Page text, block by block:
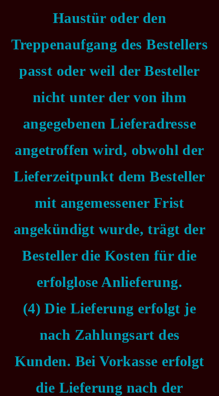
Haustür oder den
Treppenaufgang des Bestellers
passt oder weil der Besteller
nicht unter der von ihm
angegebenen Lieferadresse
angetroffen wird, obwohl der
Lieferzeitpunkt dem Besteller
mit angemessener Frist
angekündigt wurde, trägt der
Besteller die Kosten für die
erfolglose Anlieferung.
(4) Die Lieferung erfolgt je
nach Zahlungsart des
Kunden. Bei Vorkasse erfolgt
die Lieferung nach der